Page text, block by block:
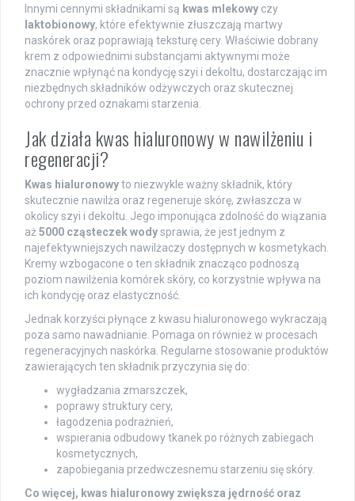
Innymi cennymi składnikami są kwas mlekowy czy
laktobionowy, które efektywnie złuszczają martwy
naskórek oraz poprawiają teksturę cery. Właściwie dobrany
krem z odpowiednimi substancjami aktywnymi może
znacznie wpłynąć na kondycję szyi i dekoltu, dostarczając im
niezbędnych składników odżywczych oraz skutecznej
ochrony przed oznakami starzenia.
Jak działa kwas hialuronowy w nawilżeniu i
regeneracji?
Kwas hialuronowyto niezwykle ważny składnik, który
skutecznie nawilża oraz regeneruje skórę, zwłaszcza w
okolicy szyi i dekoltu. Jego imponująca zdolność do wiązania
aż 5000 cząsteczek wodysprawia, że jest jednym z
najefektywniejszych nawilżaczy dostępnych w kosmetykach.
Kremy wzbogacone o ten składnik znacząco podnoszą
poziom nawilżenia komórek skóry, co korzystnie wpływa na
ich kondycję oraz elastyczność.
Jednak korzyści płynące z kwasu hialuronowego wykraczają
poza samo nawadnianie. Pomaga on również w procesach
regeneracyjnych naskórka. Regularne stosowanie produktów
zawierających ten składnik przyczynia się do:
wygładzania zmarszczek,
poprawy struktury cery,
łagodzenia podrażnień,
wspierania odbudowy tkanek po różnych zabiegach
kosmetycznych,
zapobiegania przedwczesnemu starzeniu się skóry.
Co więcej, kwas hialuronowy zwiększa jędrność oraz